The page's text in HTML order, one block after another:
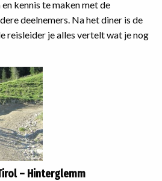
kennis te maken met de
deelnemers. Na het diner is de
reisleider je alles vertelt wat je nog
– Hinterglemm